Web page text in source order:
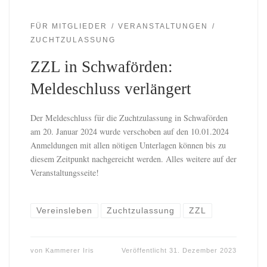
FÜR MITGLIEDER
VERANSTALTUNGEN
ZUCHTZULASSUNG
ZZL in Schwaförden:
Meldeschluss verlängert
Der Meldeschluss für die Zuchtzulassung in Schwaförden
am 20. Januar 2024 wurde verschoben auf den 10.01.2024
Anmeldungen mit allen nötigen Unterlagen können bis zu
diesem Zeitpunkt nachgereicht werden. Alles weitere auf der
Veranstaltungsseite!
Vereinsleben Zuchtzulassung ZZL
von Kammerer Iris Veröffentlicht31. Dezember 2023